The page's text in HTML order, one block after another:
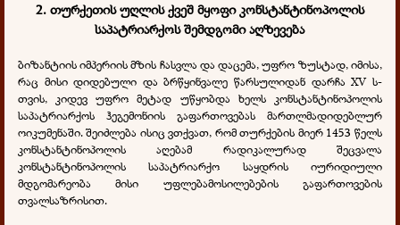
2. თურქეთის უღლის ქვეშ მყოფი კონსტანტინოპოლის
საპატრიარქოს შემდგომი აღზევება
ბიზანტიის იმპერიის მზის ჩასვლა და დაცემა, უფრო ზუსტად, იმისა,
რაც მისი დიდებული და ბრწყინვალე წარსულიდან დარჩა XV ს-
თვის,
კიდევ უფრო მეტად უწყობდა ხელს კონსტანტინოპოლის
საპატრიარქოს ჰეგემონიის გაფართოვებას მართლმადიდებლურ
ოიკუმენაში. შეიძლება ისიც ვთქვათ, რომ თურქების მიერ 1453 წელს
კონსტანტინოპოლის აღებამ რადიკალურად შეცვალა
კონსტანტინოპოლის საპატრიარქო საყდრის იურიდიული
მდგომარეობა მისი უფლებამოსილებების გაფართოვების
თვალსაზრისით.